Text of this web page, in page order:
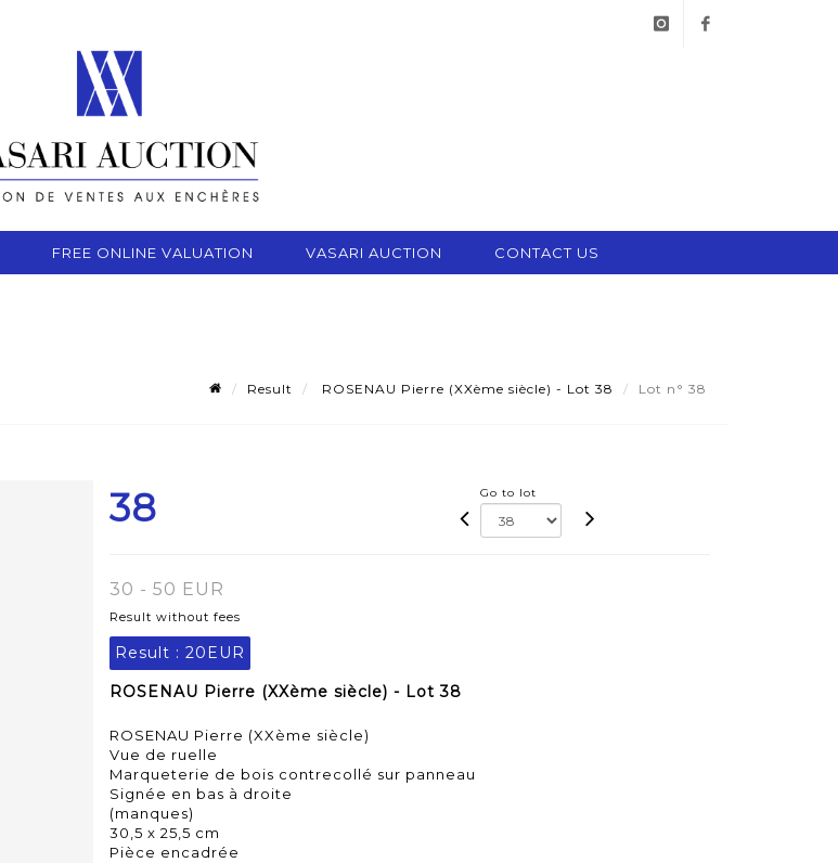
FREE ONLINE VALUATION VASARI AUCTION CONTACT US
Result ROSENAU Pierre (XXème siècle) - Lot 38 Lot n° 38
38 Go to lot
30 - 50 EUR
Result without fees
Result : 20EUR
ROSENAU Pierre (XXème siècle) - Lot 38
ROSENAU Pierre (XXème siècle)
Vue de ruelle
Marqueterie de bois contrecollé sur panneau
Signée en bas à droite
(manques)
30,5 x 25,5 cm
Pièce encadrée